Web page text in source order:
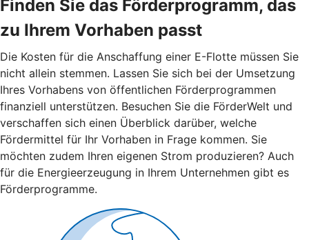
Finden Sie das Förderprogramm, das
zu Ihrem Vorhaben passt
Die Kosten für die Anschaffung einer E-Flotte müssen Sie
nicht allein stemmen. Lassen Sie sich bei der Umsetzung
Ihres Vorhabens von öffentlichen Förderprogrammen
finanziell unterstützen. Besuchen Sie die FörderWelt und
verschaffen sich einen Überblick darüber, welche
Fördermittel für Ihr Vorhaben in Frage kommen. Sie
möchten zudem Ihren eigenen Strom produzieren? Auch
für die Energieerzeugung in Ihrem Unternehmen gibt es
Förderprogramme.